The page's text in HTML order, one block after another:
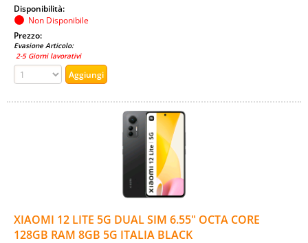
Disponibilità:
Non Disponibile
Prezzo:
Evasione Articolo:
2-5 Giorni lavorativi
XIAOMI 12 LITE 5G DUAL SIM 6.55" OCTA CORE
128GB RAM 8GB 5G ITALIA BLACK